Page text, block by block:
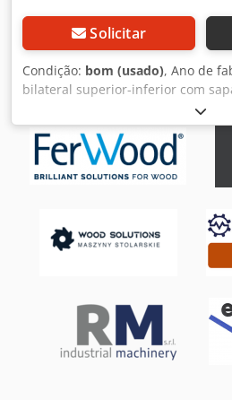
Solicitar
Condição: bom (usado), Ano de
bilateral superior-inferior com
pó largura máxima de lixamento
lixamento 200 mm Cjdpfx Aljxfl
1994 com marcação CE